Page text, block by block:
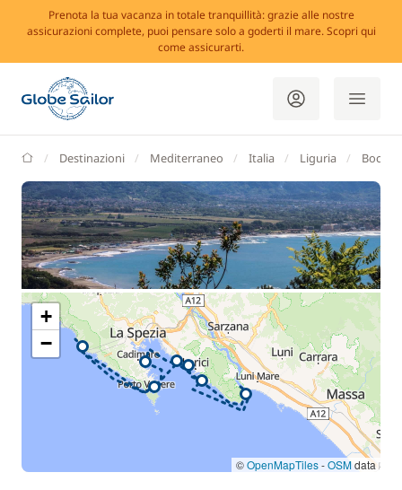
Prenota la tua vacanza in totale tranquillità: grazie alle nostre
assicurazioni complete, puoi pensare solo a goderti il mare. Scopri qui
come assicurarti.
GlobeSailor
Destinazioni Mediterraneo Italia Liguria Bocca
+
−
©OpenMapTiles-OSMdata